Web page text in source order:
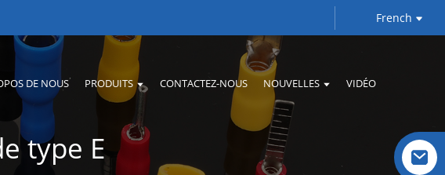
French
DE NOUS PRODUITS CONTACTEZ-NOUS NOUVELLES VIDÉO
type E